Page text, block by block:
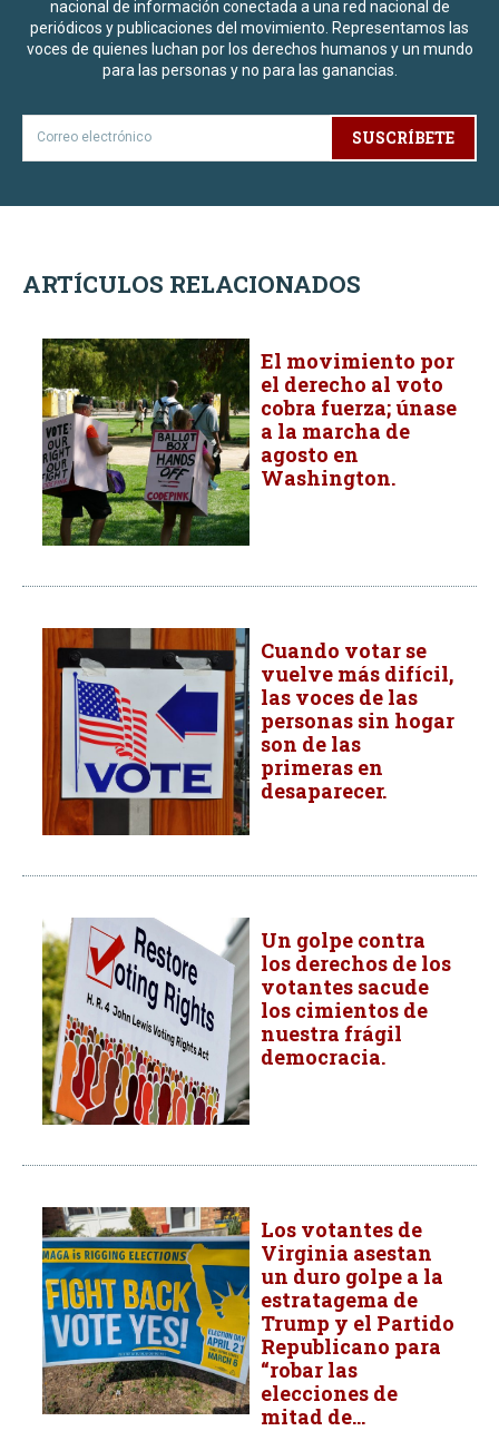
nacional de información conectada a una red nacional de
periódicos y publicaciones del movimiento. Representamos las
voces de quienes luchan por los derechos humanos y un mundo
para las personas y no para las ganancias.
SUSCRÍBETE
ARTÍCULOS RELACIONADOS
El movimiento por
el derecho al voto
cobra fuerza; únase
a la marcha de
agosto en
Washington.
Cuando votar se
vuelve más difícil,
las voces de las
personas sin hogar
son de las
primeras en
desaparecer.
Un golpe contra
los derechos de los
votantes sacude
los cimientos de
nuestra frágil
democracia.
Los votantes de
Virginia asestan
un duro golpe a la
estratagema de
Trump y el Partido
Republicano para
“robar las
elecciones de
mitad de...